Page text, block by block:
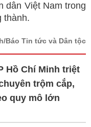
dân Việt Nam trong
thành.
Báo Tin tức và Dân tộc
Hồ Chí Minh triệt
trộm cắp,
quy mô lớn